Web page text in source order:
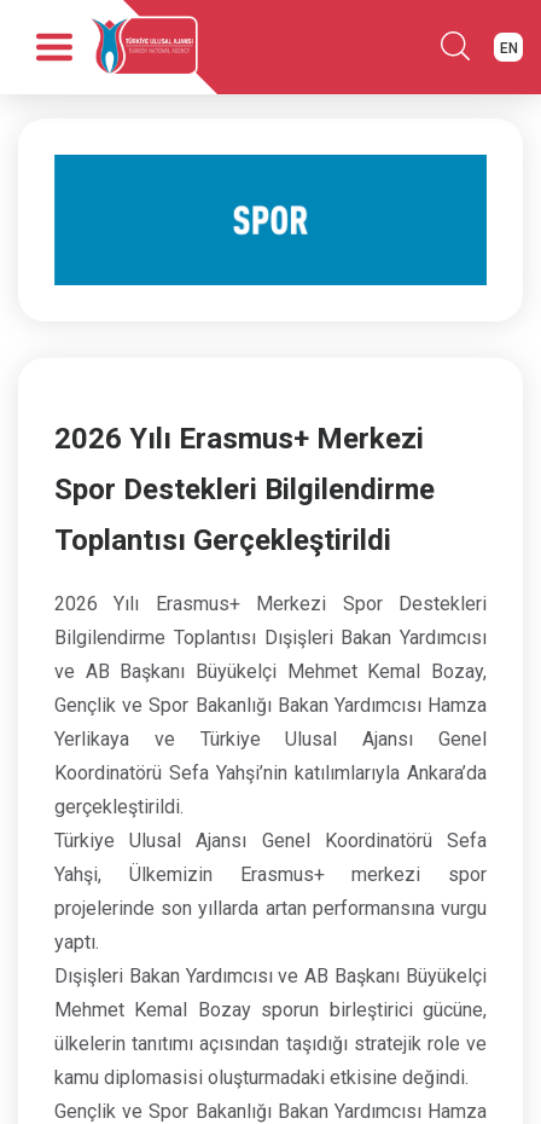
Yayınlar
EN
2026 Yılı Erasmus+ Merkezi
Spor Destekleri Bilgilendirme
Toplantısı Gerçekleştirildi
2026 Yılı Erasmus+ Merkezi Spor Destekleri
Bilgilendirme Toplantısı Dışişleri Bakan Yardımcısı
ve AB Başkanı Büyükelçi Mehmet Kemal Bozay,
Gençlik ve Spor Bakanlığı Bakan Yardımcısı Hamza
Yerlikaya ve Türkiye Ulusal Ajansı Genel
Koordinatörü Sefa Yahşi’nin katılımlarıyla Ankara’da
gerçekleştirildi.
Türkiye Ulusal Ajansı Genel Koordinatörü Sefa
Yahşi, Ülkemizin Erasmus+ merkezi spor
projelerinde son yıllarda artan performansına vurgu
yaptı.
Dışişleri Bakan Yardımcısı ve AB Başkanı Büyükelçi
Mehmet Kemal Bozay sporun birleştirici gücüne,
ülkelerin tanıtımı açısından taşıdığı stratejik role ve
kamu diplomasisi oluşturmadaki etkisine değindi.
Gençlik ve Spor Bakanlığı Bakan Yardımcısı Hamza